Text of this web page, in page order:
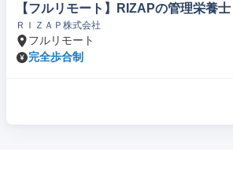
【フルリモート】RIZAPの管理栄養
ＲＩＺＡＰ株式会社
フルリモート
完全歩合制